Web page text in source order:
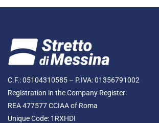
C.F.: 05104310585 – P.IVA: 01356791002
Registration in the Company Register:
REA 477577 CCIAA of Roma
Unique Code: 1RXHDI